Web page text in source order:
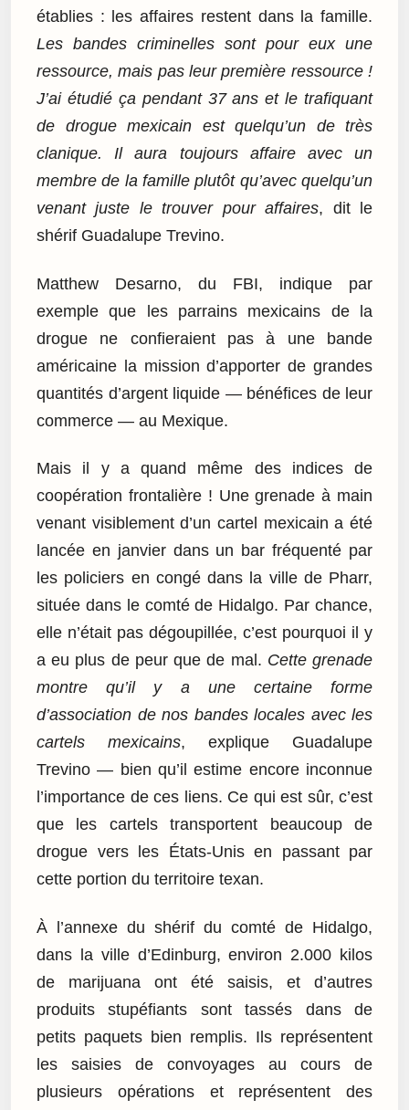
établies : les affaires restent dans la famille.
Les bandes criminelles sont pour eux une
ressource, mais pas leur première ressource !
J’ai étudié ça pendant 37 ans et le trafiquant
de drogue mexicain est quelqu’un de très
clanique. Il aura toujours affaire avec un
membre de la famille plutôt qu’avec quelqu’un
venant juste le trouver pour affaires, dit le
shérif Guadalupe Trevino.
Matthew Desarno, du FBI, indique par
exemple que les parrains mexicains de la
drogue ne confieraient pas à une bande
américaine la mission d’apporter de grandes
quantités d’argent liquide — bénéfices de leur
commerce — au Mexique.
Mais il y a quand même des indices de
coopération frontalière ! Une grenade à main
venant visiblement d’un cartel mexicain a été
lancée en janvier dans un bar fréquenté par
les policiers en congé dans la ville de Pharr,
située dans le comté de Hidalgo. Par chance,
elle n’était pas dégoupillée, c’est pourquoi il y
a eu plus de peur que de mal. Cette grenade
montre qu’il y a une certaine forme
d’association de nos bandes locales avec les
cartels mexicains, explique Guadalupe
Trevino — bien qu’il estime encore inconnue
l’importance de ces liens. Ce qui est sûr, c’est
que les cartels transportent beaucoup de
drogue vers les États-Unis en passant par
cette portion du territoire texan.
À l’annexe du shérif du comté de Hidalgo,
dans la ville d’Edinburg, environ 2.000 kilos
de marijuana ont été saisis, et d’autres
produits stupéfiants sont tassés dans de
petits paquets bien remplis. Ils représentent
les saisies de convoyages au cours de
plusieurs opérations et représentent des